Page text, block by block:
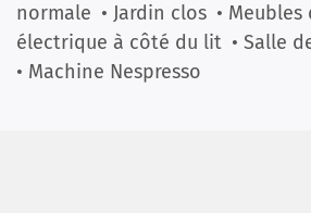
normale • Jardin clos •
électrique à côté du lit • Salle
• Machine Nespresso